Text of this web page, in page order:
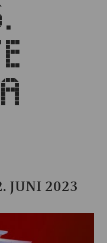
JUNI 2023